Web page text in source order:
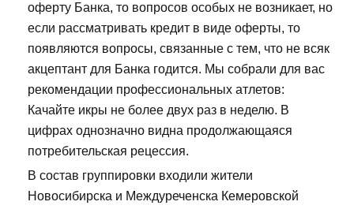
оферту Банка, то вопросов особых не возникает, но
если рассматривать кредит в виде оферты, то
появляются вопросы, связанные с тем, что не всяк
акцептант для Банка годится. Мы собрали для вас
рекомендации профессиональных атлетов:
Качайте икры не более двух раз в неделю. В
цифрах однозначно видна продолжающаяся
потребительская рецессия.
В состав группировки входили жители
Новосибирска и Междуреченска Кемеровской